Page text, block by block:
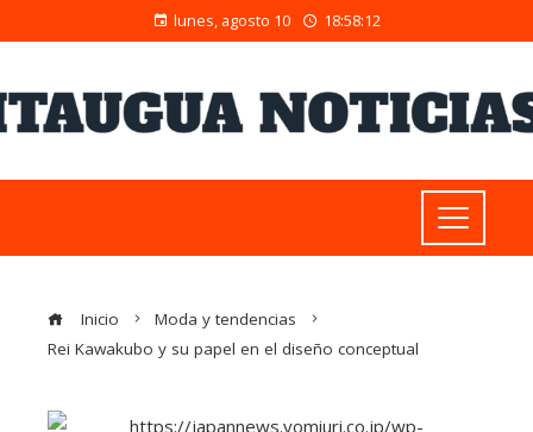
lunes, agosto 10 18:58:13
Inicio
Moda y tendencias
Rei Kawakubo y su papel en el diseño conceptual